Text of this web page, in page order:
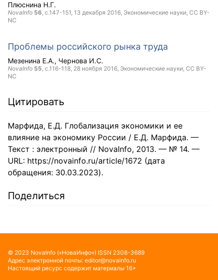
Плюснина Н.Г.
NovaInfo 56, с.147-151, 13 декабря 2016, Экономические науки, CC BY-
NC
Проблемы российского рынка труда
Мезенина Е.А. Чернова И.С.
NovaInfo 55, с.116-118, 28 ноября 2016, Экономические науки, CC BY-
NC
Цитировать
Марфида, Е.Д. Глобализация экономики и ее
влияние на экономику России / Е.Д. Марфида. —
Текст : электронный // NovaInfo, 2013. — № 14. —
URL: https://novainfo.ru/article/1672 (дата
обращения: 30.03.2023).
Поделиться
© 2023 NovaInfo («НоваИнфо») ISSN 2308-3689
Адрес электронной почты: editor@novainfo.ru
Настоящий ресурс содержит материалы 16+